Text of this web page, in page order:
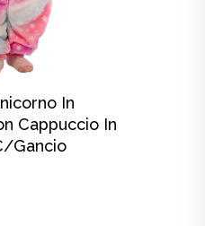
In
Cappuccio In
gancio